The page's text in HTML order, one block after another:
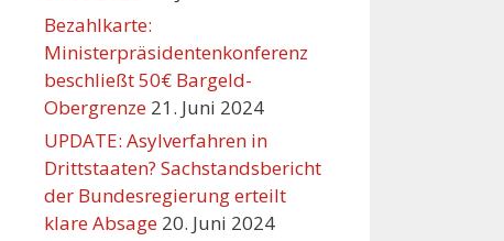
Bezahlkarte:
Ministerpräsidentenkonferenz
beschließt 50€ Bargeld-
Obergrenze 21. Juni 2024
UPDATE: Asylverfahren in
Drittstaaten? Sachstandsbericht
der Bundesregierung erteilt
klare Absage 20. Juni 2024